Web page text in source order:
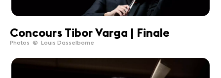
Concours Tibor Varga | Finale
Photos © Louis Dasselborne